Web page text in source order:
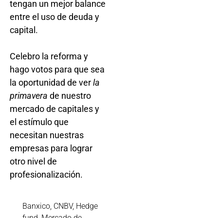
tengan un mejor balance
entre el uso de deuda y
capital.
Celebro la reforma y
hago votos para que sea
la oportunidad de verla
primavera de nuestro
mercado de capitales y
el estímulo que
necesitan nuestras
empresas para lograr
otro nivel de
profesionalización.
Banxico, CNBV, Hedge